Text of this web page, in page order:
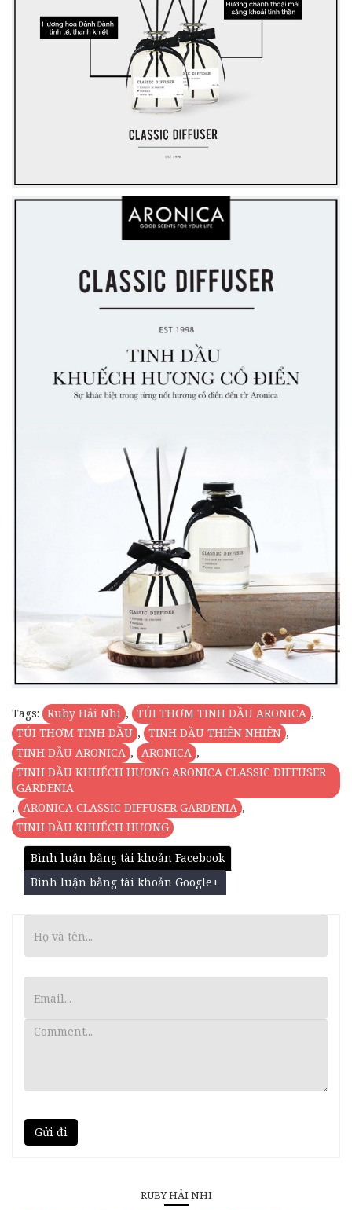
Tags: Ruby Hải Nhi , TÚI THƠM TINH DẦU ARONICA ,
TÚI THƠM TINH DẦU , TINH DẦU THIÊN NHIÊN ,
TINH DẦU ARONICA , ARONICA ,
TINH DẦU KHUẾCH HƯƠNG ARONICA CLASSIC DIFFUSER
GARDENIA
, ARONICA CLASSIC DIFFUSER GARDENIA ,
TINH DẦU KHUẾCH HƯƠNG
Bình luận bằng tài khoản Facebook
Bình luận bằng tài khoản Google+
Gửi đi
RUBY HẢI NHI